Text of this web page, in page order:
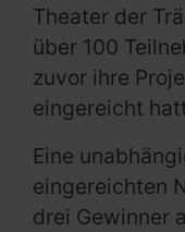
Theater der
über 100
zuvor ihre
eingereicht
Eine
eingereichten
drei Gewinner